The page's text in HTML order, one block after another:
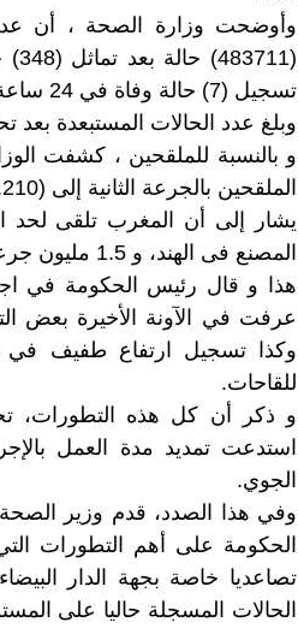
وأوضحت وزارة الصحة ، أن
تسجيل (7) حالة وفاة في 24 ساعة الأخيرة.
وبلغ عدد الحالات المستبعدة بعد تحليل
الملقحين بالجرعة الثانية إلى (3.767.210).
المصنع فى الهند، و 1.5 مليون جرعة من لقاح سينوفارم الصيني.
هذا و قال رئيس الحكومة في
عرفت في الآونة الأخيرة بعض
وكذا تسجيل ارتفاع طفيف في
للقاحات.
و ذكر أن كل هذه التطورات،
استدعت تمديد مدة العمل
الجوي.
وفي هذا الصدد، قدم وزير
الحكومة على أهم التطورات